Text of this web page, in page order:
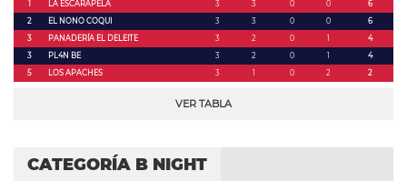
1 LA ESCARAPELA 3 3 0 0
6
2
EL NONO COQUI 3 3 0 0
6
3
PANADERÍA EL DELEITE 3 2 0 1
4
3
PL4N BE 3 2 0 1
4
5
LOS APACHES 3 1 0 2 2
VER TABLA
CATEGORÍA B NIGHT